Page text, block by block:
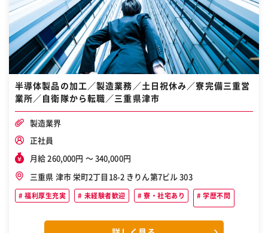
半導体製品の加工／製造業務／土日祝休み／寮完備三重営
業所／自衛隊から転職／三重県津市
製造業界
正社員
月給 260,000円 〜 340,000円
三重県 津市 栄町2丁目18-2 きりん第7ビル 303
福利厚生充実 未経験者歓迎 寮・社宅あり 学歴不問